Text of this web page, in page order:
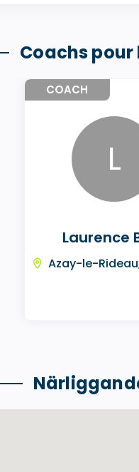
Coachs
COACH
L
Laurence
Azay-le-